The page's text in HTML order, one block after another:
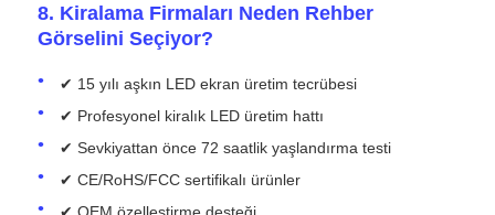
8. Kiralama Firmaları Neden Rehber
Görselini Seçiyor?
✔ 15 yılı aşkın LED ekran üretim tecrübesi
✔ Profesyonel kiralık LED üretim hattı
✔ Sevkiyattan önce 72 saatlik yaşlandırma testi
✔ CE/RoHS/FCC sertifikalı ürünler